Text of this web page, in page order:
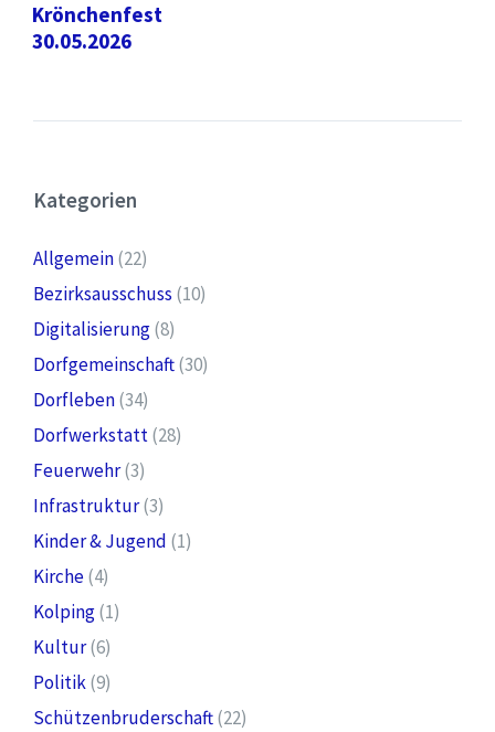
Krönchenfest
30.05.2026
Kategorien
Allgemein(22)
Bezirksausschuss (10)
Digitalisierung(8)
Dorfgemeinschaft(30)
Dorfleben(34)
Dorfwerkstatt(28)
Feuerwehr(3)
Infrastruktur(3)
Kinder & Jugend (1)
Kirche(4)
Kolping(1)
Kultur(6)
Politik(9)
Schützenbruderschaft(22)